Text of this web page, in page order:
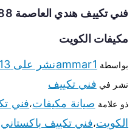
مكيفات الكويت
بواسطة ammar1نشر على 13 أكتوبر، 2020
نشر في فني تكييف
ذو علامة صيانة مكيفات،فني
الكويت،فني تكييف باكستاني